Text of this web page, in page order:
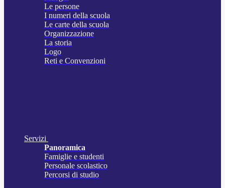
Le persone
I numeri della scuola
Le carte della scuola
Organizzazione
La storia
Logo
Reti e Convenzioni
Servizi
Panoramica
Famiglie e studenti
Personale scolastico
Percorsi di studio